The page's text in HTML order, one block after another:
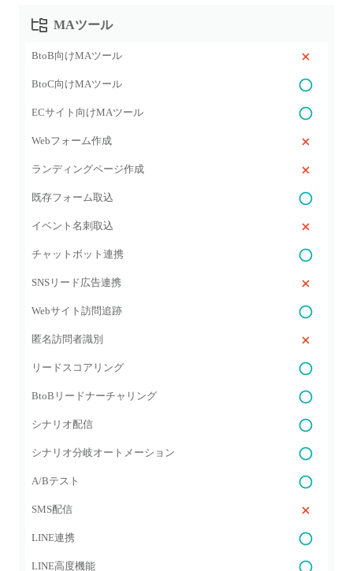
MAツール
BtoB向けMAツール
BtoC向けMAツール
ECサイト向けMAツール
Webフォーム作成
ランディングページ作成
既存フォーム取込
イベント名刺取込
チャットボット連携
SNSリード広告連携
Webサイト訪問追跡
匿名訪問者識別
リードスコアリング
BtoBリードナーチャリング
シナリオ配信
シナリオ分岐オートメーション
A/Bテスト
SMS配信
LINE連携
LINE高度機能